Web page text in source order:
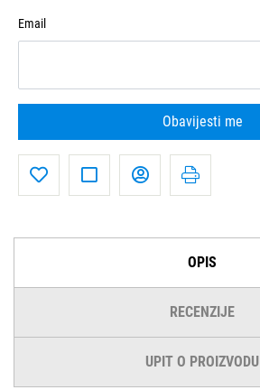
Email
Obavijesti me
OPIS
RECENZIJE
UPIT O PROIZVODU